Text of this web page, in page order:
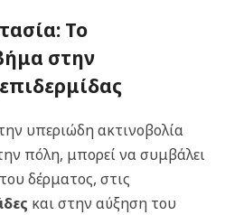
Το
στην
υπεριώδη ακτινοβολία
πόλη, μπορεί να συμβάλει
δέρματος, στις
και στην αύξηση του